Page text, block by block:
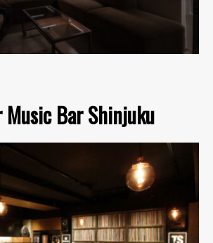
Music Bar Shinjuku